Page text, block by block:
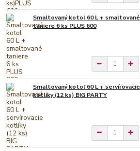
Smaltovaný kotol 60 L + smaltované
taniere 6 ks PLUS 600
Smaltovaný kotol 60 L + servírovacie
kotlíky (12 ks) BIG PARTY